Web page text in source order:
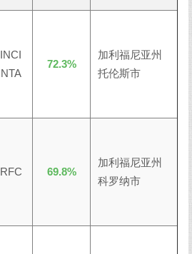
INCI
NTA
72.3%
加利福尼亚州
托伦斯市
RFC 69.8%
加利福尼亚州
科罗纳市